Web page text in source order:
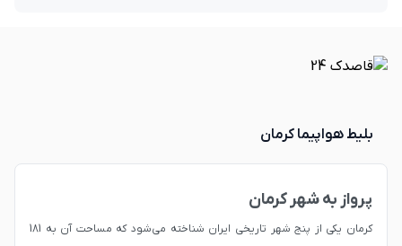
بلیط هواپیما کرمان
پرواز به شهر کرمان
کرمان یکی از پنج شهر تاریخی ایران شناخته می‌شود که مساحت آن به 181